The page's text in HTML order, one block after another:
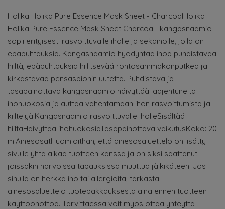
Holika Holika Pure Essence Mask Sheet - CharcoalHolika
Holika Pure Essence Mask Sheet Charcoal -kangasnaamio
sopii erityisesti rasvoittuvalle iholle ja sekaiholle, jolla on
epäpuhtauksia. Kangasnaamio hyödyntää ihoa puhdistavaa
hiiltä, epäpuhtauksia hillitsevää rohtosammakonputkea ja
kirkastavaa pensaspionin uutetta. Puhdistava ja
tasapainottava kangasnaamio häivyttää laajentuneita
ihohuokosia ja auttaa vähentämään ihon rasvoittumista ja
kiiltelyä.Kangasnaamio rasvoittuvalle iholleSisältää
hiiltäHäivyttää ihohuokosiaTasapainottava vaikutusKoko: 20
mlAinesosatHuomioithan, että ainesosaluettelo on lisätty
sivulle yhtä aikaa tuotteen kanssa ja on siksi saattanut
joissakin harvoissa tapauksissa muuttua jälkikäteen. Jos
sinulla on herkkä iho tai allergioita, tarkasta
ainesosaluettelo tuotepakkauksesta aina ennen tuotteen
käyttöönottoa. Tarvittaessa voit myös ottaa yhteyttä